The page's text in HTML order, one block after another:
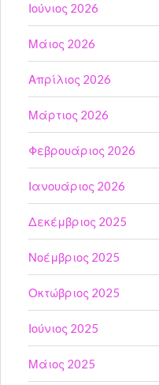
Ιούνιος 2026
Μάιος 2026
Απρίλιος 2026
Μάρτιος 2026
Φεβρουάριος 2026
Ιανουάριος 2026
Δεκέμβριος 2025
Νοέμβριος 2025
Οκτώβριος 2025
Ιούνιος 2025
Μάιος 2025